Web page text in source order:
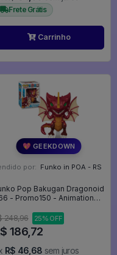
Frete Grátis
Carrinho
💖 GEEKDOWN
por: Funko in POA - RS
Pop Bakugan Dragonoid
- Promo150 - Animation
248,96
25% OFF
186,72
R$ 46,68 sem juros